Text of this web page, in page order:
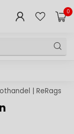
0
| ReRags